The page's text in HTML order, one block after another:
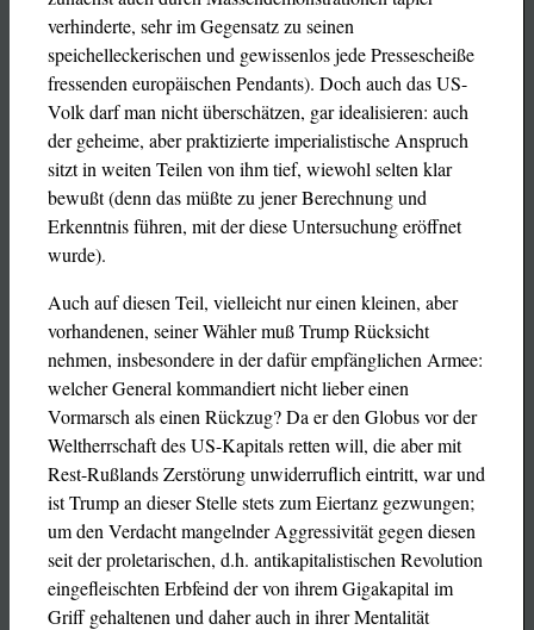
verhinderte, sehr im Gegensatz zu seinen
speichelleckerischen und gewissenlos jede Pressescheiße
fressenden europäischen Pendants). Doch auch das US-
Volk darf man nicht überschätzen, gar idealisieren: auch
der geheime, aber praktizierte imperialistische Anspruch
sitzt in weiten Teilen von ihm tief, wiewohl selten klar
bewußt (denn das müßte zu jener Berechnung und
Erkenntnis führen, mit der diese Untersuchung eröffnet
wurde).
Auch auf diesen Teil, vielleicht nur einen kleinen, aber
vorhandenen, seiner Wähler muß Trump Rücksicht
nehmen, insbesondere in der dafür empfänglichen Armee:
welcher General kommandiert nicht lieber einen
Vormarsch als einen Rückzug? Da er den Globus vor der
Weltherrschaft des US-Kapitals retten will, die aber mit
Rest-Rußlands Zerstörung unwiderruflich eintritt, war und
ist Trump an dieser Stelle stets zum Eiertanz gezwungen;
um den Verdacht mangelnder Aggressivität gegen diesen
seit der proletarischen, d.h. antikapitalistischen Revolution
eingefleischten Erbfeind der von ihrem Gigakapital im
Griff gehaltenen und daher auch in ihrer Mentalität